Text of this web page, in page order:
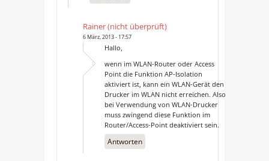
Rainer (nicht überprüft)
6 März, 2013 - 17:57
Hallo,
wenn im WLAN-Router oder Access
Point die Funktion AP-Isolation
aktiviert ist, kann ein WLAN-Gerät den
Drucker im WLAN nicht erreichen. Also
bei Verwendung von WLAN-Drucker
muss zwingend diese Funktion im
Router/Access-Point deaktiviert sein.
Antworten